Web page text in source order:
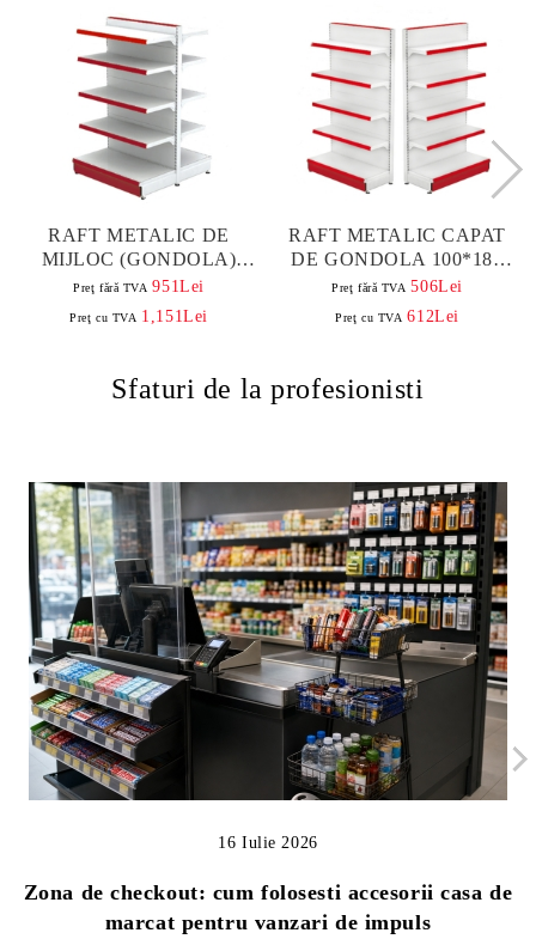
RAFT METALIC DE
MIJLOC (GONDOLA)
100*180 BAZA 50 CM SI 8
POLITE DE 40 CM
Preţ fără TVA 951Lei
Preţ cu TVA 1,151Lei
RAFT METALIC CAPAT
DE GONDOLA 100*180
BAZA 50 CM SI 4 POLITE
DE 40 CM | MOBILIER
MAGAZIN
Preţ fără TVA 506Lei
Preţ cu TVA 612Lei
Sfaturi de la profesionisti
Zona de checkout: cum folosesti accesorii casa de
marcat pentru vanzari de impuls
16 Iulie 2026